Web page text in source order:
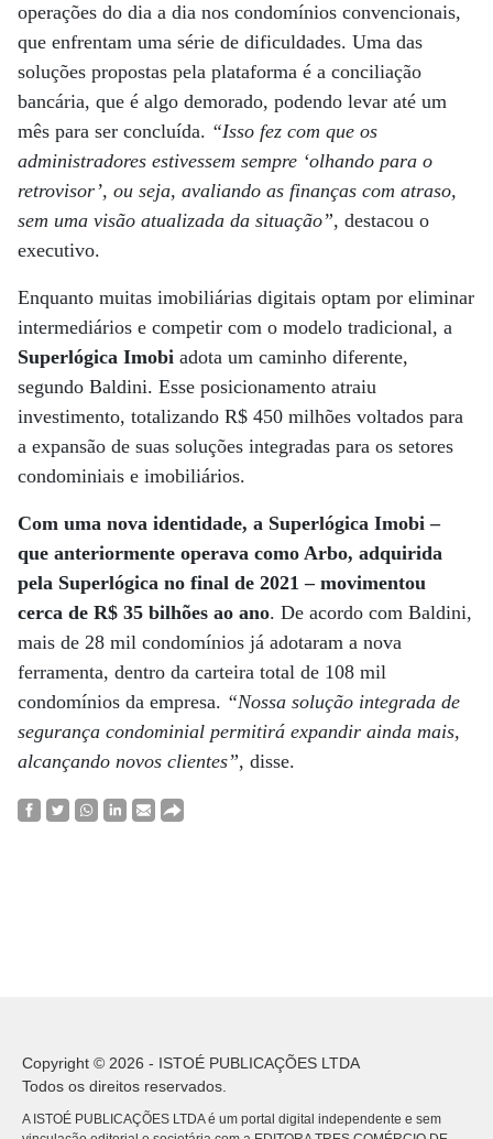
operações do dia a dia nos condomínios convencionais,
que enfrentam uma série de dificuldades. Uma das
soluções propostas pela plataforma é a conciliação
bancária, que é algo demorado, podendo levar até um
mês para ser concluída. “Isso fez com que os
administradores estivessem sempre ‘olhando para o
retrovisor’, ou seja, avaliando as finanças com atraso,
sem uma visão atualizada da situação”, destacou o
executivo.
Enquanto muitas imobiliárias digitais optam por eliminar
intermediários e competir com o modelo tradicional, a
Superlógica Imobi adota um caminho diferente,
segundo Baldini. Esse posicionamento atraiu
investimento, totalizando R$ 450 milhões voltados para
a expansão de suas soluções integradas para os setores
condominiais e imobiliários.
Com uma nova identidade, a Superlógica Imobi –
que anteriormente operava como Arbo, adquirida
pela Superlógica no final de 2021 – movimentou
cerca de R$ 35 bilhões ao ano. De acordo com Baldini,
mais de 28 mil condomínios já adotaram a nova
ferramenta, dentro da carteira total de 108 mil
condomínios da empresa. “Nossa solução integrada de
segurança condominial permitirá expandir ainda mais,
alcançando novos clientes”, disse.
Copyright © 2026 - ISTOÉ PUBLICAÇÕES LTDA
Todos os direitos reservados.
A ISTOÉ PUBLICAÇÕES LTDA é um portal digital independente e sem